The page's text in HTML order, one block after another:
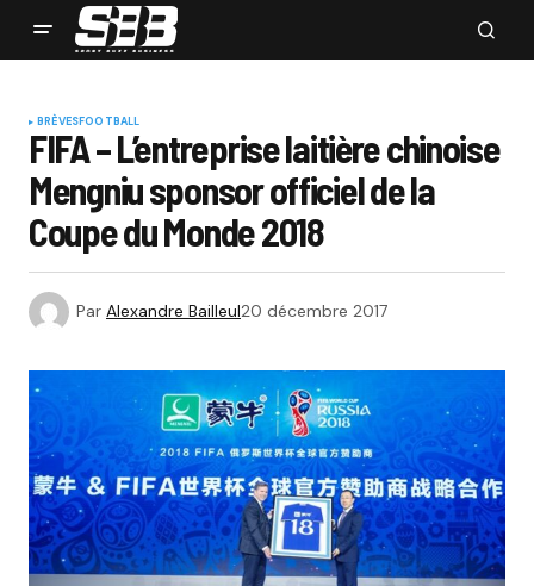
BRÈVESFOOTBALL
FIFA – L’entreprise laitière chinoise
Mengniu sponsor officiel de la
Coupe du Monde 2018
Par Alexandre Bailleul20 décembre 2017